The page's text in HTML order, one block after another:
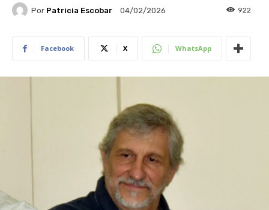
Por Patricia Escobar 04/02/2026 922
Facebook X WhatsApp